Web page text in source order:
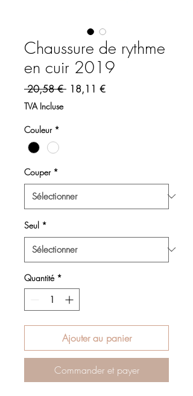
Chaussure de rythme
en cuir 2019
20,58 € Prix original
18,11 €Prix promotionnel
TVA Incluse
Couleur *
Couper *
Seul *
Quantité *
Ajouter au panier
Commander et payer